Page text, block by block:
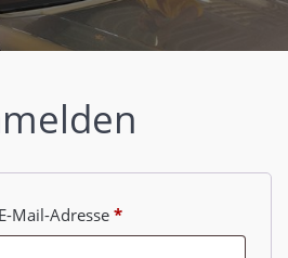
Mail-Adresse *Erforderlich